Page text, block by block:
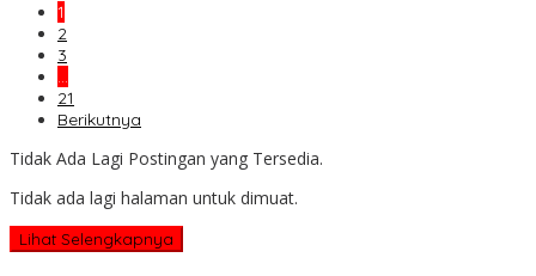
1
2
3
…
21
Berikutnya
Tidak Ada Lagi Postingan yang Tersedia.
Tidak ada lagi halaman untuk dimuat.
Lihat Selengkapnya